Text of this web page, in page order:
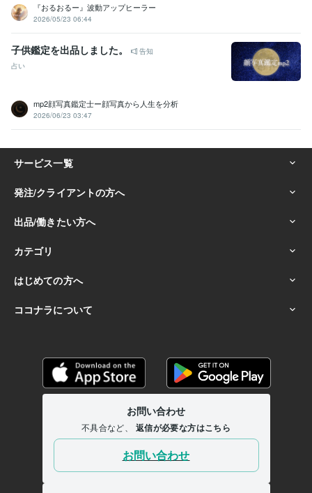
『おるおるー』波動アップヒーラー
2026/05/23 06:44
子供鑑定を出品しました。
告知
占い
mp2顔写真鑑定士ー顔写真から人生を分析
2026/06/23 03:47